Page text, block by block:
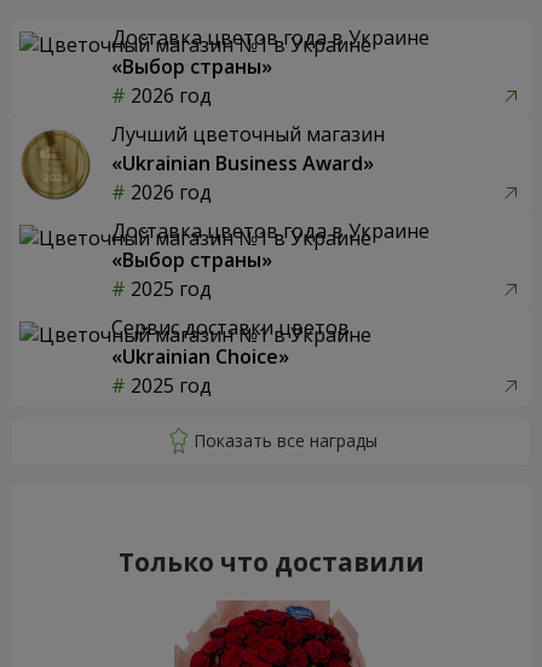
Доставка цветов года в Украине
«Выбор страны»
2026 год
Лучший цветочный магазин
«Ukrainian Business Award»
2026 год
Доставка цветов года в Украине
«Выбор страны»
2025 год
Сервис доставки цветов
«Ukrainian Choice»
2025 год
Только что доставили